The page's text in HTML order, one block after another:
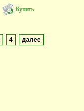
Купить
4 далее